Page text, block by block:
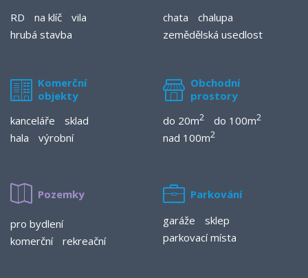
RD
na klíč
vila
hrubá stavba
chata
chalupa
zemědělská usedlost
Komerční
objekty
kanceláře
sklad
hala
výrobní
Obchodní
prostory
do 20m2 do 100m2
nad 100m2
Pozemky
pro bydlení
komerční
rekreační
Parkování
garáže
sklep
parkovací místa